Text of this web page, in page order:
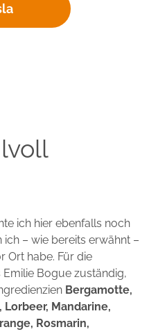
ich hier ebenfalls noch
– wie bereits erwähnt –
Ort habe. Für die
Bogue zuständig,
Bergamotte,
Mandarine,
Rosmarin,